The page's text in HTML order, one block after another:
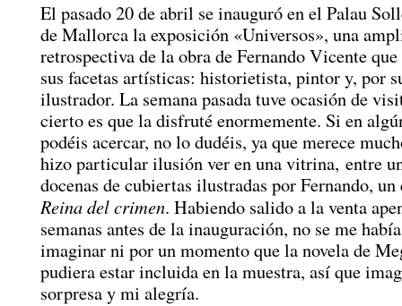
El pasado 20 de abril se inauguró en el Palau
de Mallorca la exposición «Universos», una
retrospectiva de la obra de Fernando Vicente que
sus facetas artísticas: historietista, pintor y, por
ilustrador. La semana pasada tuve ocasión de
cierto es que la disfruté enormemente. Si en
podéis acercar, no lo dudéis, ya que merece
hizo particular ilusión ver en una vitrina, entre
docenas de cubiertas ilustradas por Fernando,
Reina del crimen. Habiendo salido a la venta
semanas antes de la inauguración, no se me
imaginar ni por un momento que la novela de
pudiera estar incluida en la muestra, así que
sorpresa y mi alegría.